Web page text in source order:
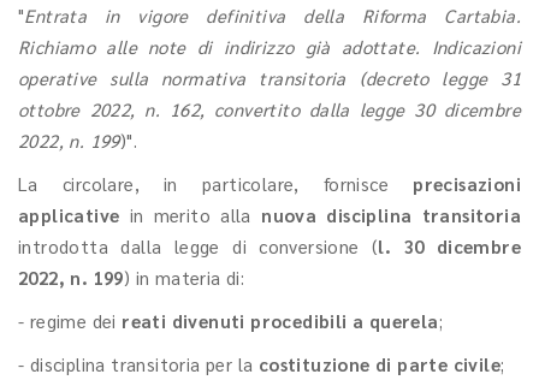
"Entrata in vigore definitiva della Riforma Cartabia.
Richiamo alle note di indirizzo già adottate. Indicazioni
operative sulla normativa transitoria (decreto legge 31
ottobre 2022, n. 162, convertito dalla legge 30 dicembre
2022, n. 199)".
La circolare, in particolare, fornisce precisazioni
applicative in merito alla nuova disciplina transitoria
introdotta dalla legge di conversione (l. 30 dicembre
2022, n. 199) in materia di:
- regime dei reati divenuti procedibili a querela;
- disciplina transitoria per la costituzione di parte civile;